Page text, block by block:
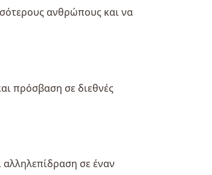
ανθρώπους και να
πρόσβαση σε διεθνές
σε έναν